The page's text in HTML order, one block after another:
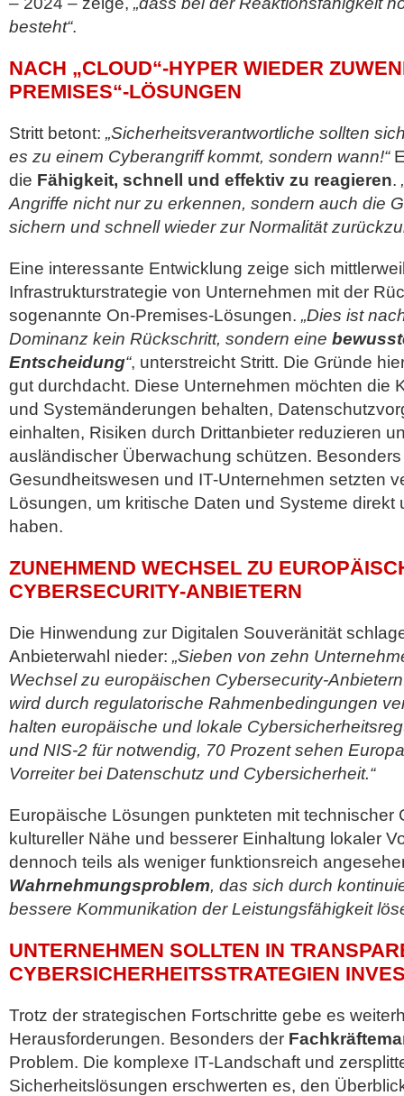
besteht“.
NACH „CLOUD“-HYPER WIEDER
PREMISES“-LÖSUNGEN
Stritt betont: „Sicherheitsverantwortliche sollten
es zu einem Cyberangriff kommt, sondern wann!“
die Fähigkeit, schnell und effektiv zu reagieren.
Angriffe nicht nur zu erkennen, sondern auch die
sichern und schnell wieder zur Normalität
Eine interessante Entwicklung zeige sich
Infrastrukturstrategie von Unternehmen mit der
sogenannte On-Premises-Lösungen. „Dies ist
Dominanz kein Rückschritt, sondern eine
Entscheidung“, unterstreicht Stritt. Die Gründe
gut durchdacht. Diese Unternehmen möchten die
und Systemänderungen behalten,
einhalten, Risiken durch Drittanbieter reduzieren
ausländischer Überwachung schützen.
Gesundheitswesen und IT-Unternehmen setzten
Lösungen, um kritische Daten und Systeme direkt
haben.
ZUNEHMEND WECHSEL ZU
CYBERSECURITY-ANBIETERN
Die Hinwendung zur Digitalen Souveränität
Anbieterwahl nieder: „Sieben von zehn
Wechsel zu europäischen Cybersecurity-
wird durch regulatorische Rahmenbedingungen
halten europäische und lokale
und NIS-2 für notwendig, 70 Prozent sehen
Vorreiter bei Datenschutz und Cybersicherheit.“
Europäische Lösungen punkteten mit technischer
kultureller Nähe und besserer Einhaltung lokaler
dennoch teils als weniger funktionsreich
Wahrnehmungsproblem, das sich durch
bessere Kommunikation der Leistungsfähigkeit
UNTERNEHMEN SOLLTEN IN
CYBERSICHERHEITSSTRATEGIEN
Trotz der strategischen Fortschritte gebe es
Herausforderungen. Besonders der
Problem. Die komplexe IT-Landschaft und
Sicherheitslösungen erschwerten es, den